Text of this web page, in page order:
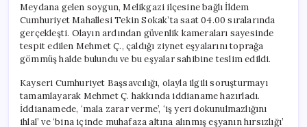
Meydana gelen soygun, Melikgazi ilçesine bağlı İldem
Cumhuriyet Mahallesi Tekin Sokak’ta saat 04.00 sıralarında
gerçekleşti. Olayın ardından güvenlik kameraları sayesinde
tespit edilen Mehmet Ç., çaldığı ziynet eşyalarını toprağa
gömmüş halde bulundu ve bu eşyalar sahibine teslim edildi.
Kayseri Cumhuriyet Başsavcılığı, olayla ilgili soruşturmayı
tamamlayarak Mehmet Ç. hakkında iddianame hazırladı.
İddianamede, ‘mala zarar verme’, ‘iş yeri dokunulmazlığını
ihlal’ ve ‘bina içinde muhafaza altına alınmış eşyanın hırsızlığı’